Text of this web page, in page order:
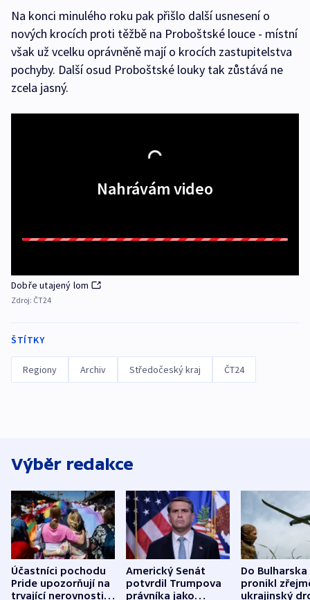
Na konci minulého roku pak přišlo další usnesení o
nových krocích proti těžbě na Proboštské louce - místní
však už vcelku oprávněně mají o krocích zastupitelstva
pochyby. Další osud Proboštské louky tak zůstává ne
zcela jasný.
Nahrávám video
Dobře utajený lom
Zdroj: ČT24
ŠTÍTKY
Regiony Archiv Středočeský kraj ČT24
Výběr redakce
Účastníci pochodu
Pride upozorňují na
trvající nerovnosti i
Americký Senát
potvrdil Trumpova
právníka jako
Do Bulharska
pronikl
ukrajinský